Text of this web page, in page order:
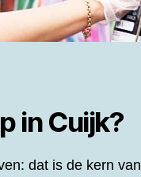
in Cuijk?
dat is de kern